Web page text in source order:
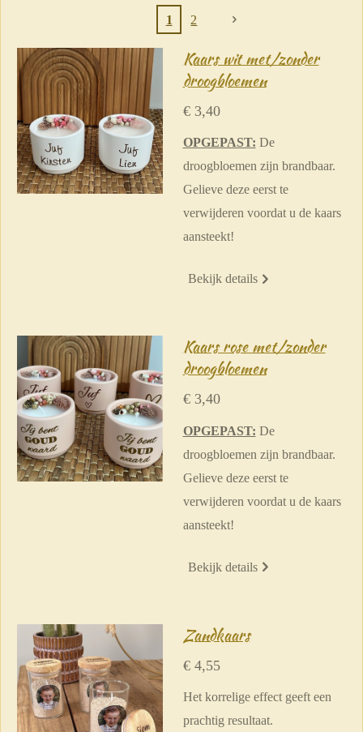
1 2
Kaars wit met/zonder
droogbloemen
€ 3,40
OPGEPAST: De
droogbloemen zijn brandbaar.
Gelieve deze eerst te
verwijderen voordat u de kaars
aansteekt!
Bekijk details
Kaars rose met/zonder
droogbloemen
€ 3,40
OPGEPAST: De
droogbloemen zijn brandbaar.
Gelieve deze eerst te
verwijderen voordat u de kaars
aansteekt!
Bekijk details
Zandkaars
€ 4,55
Het korrelige effect geeft een
prachtig resultaat.